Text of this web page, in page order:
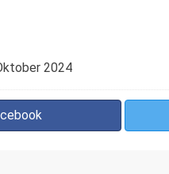
2024